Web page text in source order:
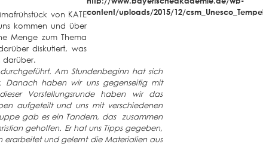
von KATE
kommen und über
Menge zum Thema
diskutiert, was
darüber.
Am Stundenbeginn hat sich
Danach haben wir uns gegenseitig mit
Vorstellungsrunde haben wir das
aufgeteilt und uns mit verschiedenen
gab es ein Tandem, das zusammen
geholfen. Er hat uns Tipps gegeben,
erarbeitet und gelernt die Materialien aus